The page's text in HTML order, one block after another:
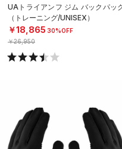
UAトライアンフ ジム バックパッ
（トレーニング/UNISEX）
￥18,865 30%OFF
￥26,950